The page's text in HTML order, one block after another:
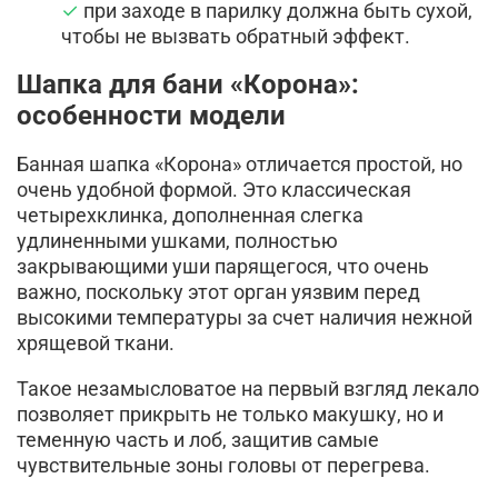
при заходе в парилку должна быть сухой,
чтобы не вызвать обратный эффект.
Шапка для бани «Корона»:
особенности модели
Банная шапка «Корона» отличается простой, но
очень удобной формой. Это классическая
четырехклинка, дополненная слегка
удлиненными ушками, полностью
закрывающими уши парящегося, что очень
важно, поскольку этот орган уязвим перед
высокими температуры за счет наличия нежной
хрящевой ткани.
Такое незамысловатое на первый взгляд лекало
позволяет прикрыть не только макушку, но и
теменную часть и лоб, защитив самые
чувствительные зоны головы от перегрева.